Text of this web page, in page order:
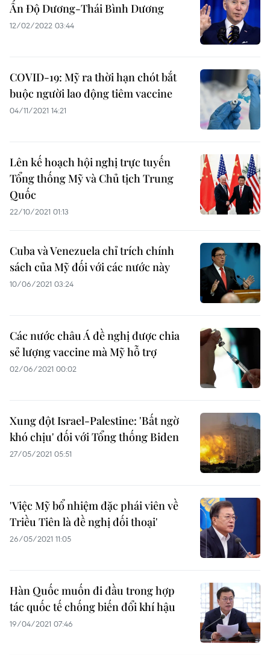
Ấn Độ Dương-Thái Bình Dương
12/02/2022 03:44
COVID-19: Mỹ ra thời hạn chót bắt
buộc người lao động tiêm vaccine
04/11/2021 14:21
Lên kế hoạch hội nghị trực tuyến
Tổng thống Mỹ và Chủ tịch Trung
Quốc
22/10/2021 01:13
Cuba và Venezuela chỉ trích chính
sách của Mỹ đối với các nước này
10/06/2021 03:24
Các nước châu Á đề nghị được chia
sẻ lượng vaccine mà Mỹ hỗ trợ
02/06/2021 00:02
Xung đột Israel-Palestine: 'Bất ngờ
khó chịu' đối với Tổng thống Biden
27/05/2021 05:51
'Việc Mỹ bổ nhiệm đặc phái viên về
Triều Tiên là đề nghị đối thoại'
26/05/2021 11:05
Hàn Quốc muốn đi đầu trong hợp
tác quốc tế chống biến đổi khí hậu
19/04/2021 07:46